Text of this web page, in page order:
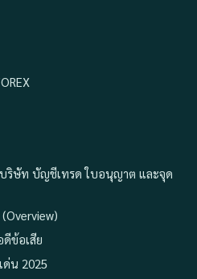
บริษัท บัญชีเทรด ใบอนุญาต และจุด
ดีข้อเสีย
ด่น 2025